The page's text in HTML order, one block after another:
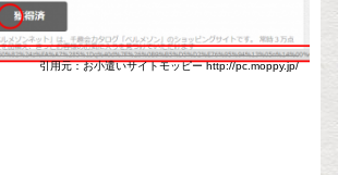
引用元：お小遣いサイトモッピー http://pc.moppy.jp/